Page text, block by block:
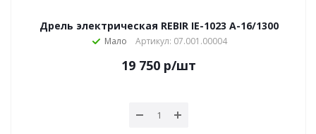
Дрель электрическая REBIR IE-1023 А-16/1300
Мало Артикул: 07.001.00004
19 750 р/шт